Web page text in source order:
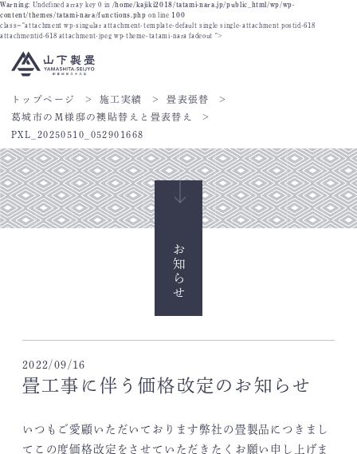
Warning: Undefined array key 0 in /home/kajiki2018/tatami-nara.jp/public_html/wp/wp-
content/themes/tatami-nara/functions.php on line 100
class="attachment wp-singular attachment-template-default single single-attachment postid-618
attachmentid-618 attachment-jpeg wp-theme-tatami-nara fadeout ">
トップページ 施工実績
畳表張替
葛城市のМ様邸の襖貼替えと畳表替え
PXL_20250510_052901668
お知らせ
2022/09/16
畳工事に伴う価格改定のお知らせ
いつもご愛顧いただいております弊社の畳製品につきまし
てこの度価格改定をさせていただきたくお願い申し上げま